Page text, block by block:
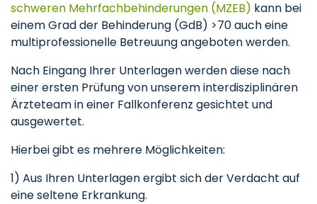
schweren Mehrfachbehinderungen (MZEB) kann bei
einem Grad der Behinderung (GdB) >70 auch eine
multiprofessionelle Betreuung angeboten werden.
Nach Eingang Ihrer Unterlagen werden diese nach
einer ersten Prüfung von unserem interdisziplinären
Ärzteteam in einer Fallkonferenz gesichtet und
ausgewertet.
Hierbei gibt es mehrere Möglichkeiten:
1) Aus Ihren Unterlagen ergibt sich der Verdacht auf
eine seltene Erkrankung.